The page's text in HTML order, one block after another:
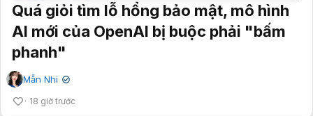
Quá giỏi tìm lỗ hổng bảo mật, mô hình
AI mới của OpenAI bị buộc phải "bấm
phanh"
Mẫn Nhi ✔
18 giờ trước